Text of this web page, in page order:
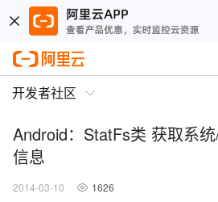
开发者社区
Android：StatFs类 获取系
信息
2014-03-10 1626